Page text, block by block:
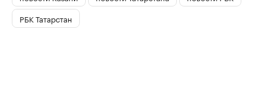
РБК Татарстан